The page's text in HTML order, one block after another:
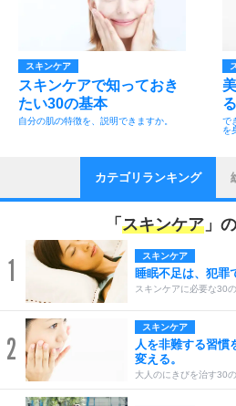
スキンケア
スキンケアで知っておき
たい30の基本
自分の肌の特徴を、説明できますか。
で
を
カテゴリランキング
「 スキンケア 」
1 スキンケア
睡眠不足は、犯罪
スキンケアに必要な30
2
スキンケア
人を非難する習慣
変える。
大人のにきびを治す30